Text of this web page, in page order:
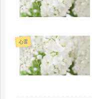
心霊